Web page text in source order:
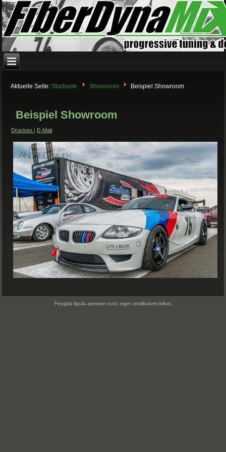
Aktuelle Seite:Startseite Showroom Beispiel Showroom
Beispiel Showroom
Drucken | E-Mail
Feugiat ligula aenean nunc eget vestibulum tellus.